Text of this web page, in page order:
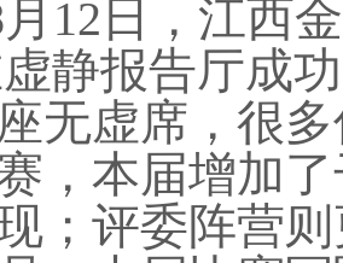
月12日，江西
静报告厅成
无虚席，很
，本届增加
；评委阵营